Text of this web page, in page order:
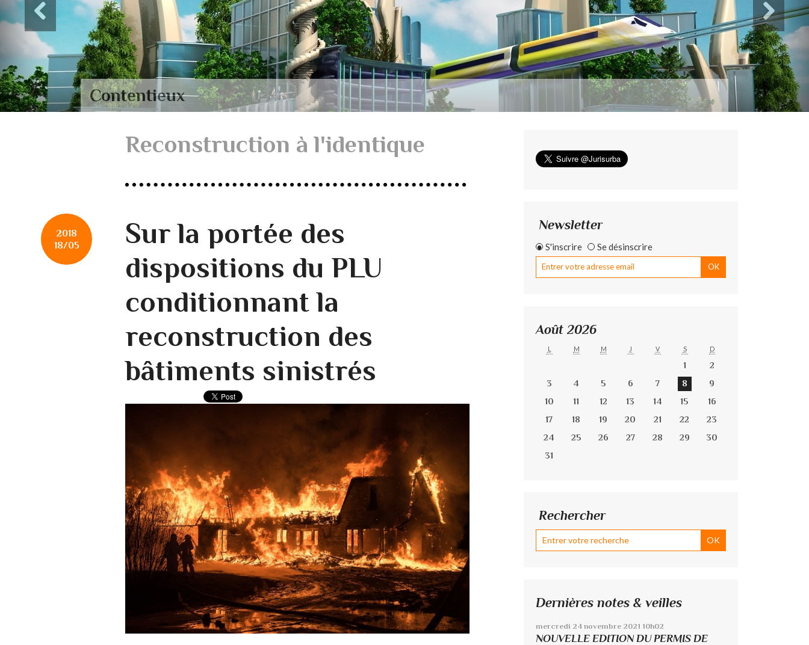
Contentieux
Reconstruction à l'identique
2018
18/05
Sur la portée des
dispositions du PLU
conditionnant la
reconstruction des
bâtiments sinistrés
Newsletter
S'inscrire Se désinscrire
Août 2026
L M M J V S D
1
2
3
4 5 6 7 8
9
10
11 12 13 14 15
16
17
18 19 20 21 22
23
24
25 26 27 28 29
30
31
Rechercher
Dernières notes & veilles
mercredi 24 novembre 2021 10h02
NOUVELLE EDITION DU PERMIS DE